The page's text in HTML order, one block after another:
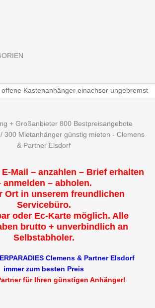
+ Großanbieter 800 Bestpreisangebote
300 Mietanhänger günstig mieten - Clemens
& Partner Elsdorf
Mail – anzahlen – Brief erhalten
anmelden – abholen.
Ort in unserem freundlichen
Servicebüro.
oder Ec-Karte möglich. Alle
brutto + unverbindlich an
Selbstabholer.
Clemens & Partner Elsdorf
immer zum besten Preis
für Ihren günstigen Anhänger!